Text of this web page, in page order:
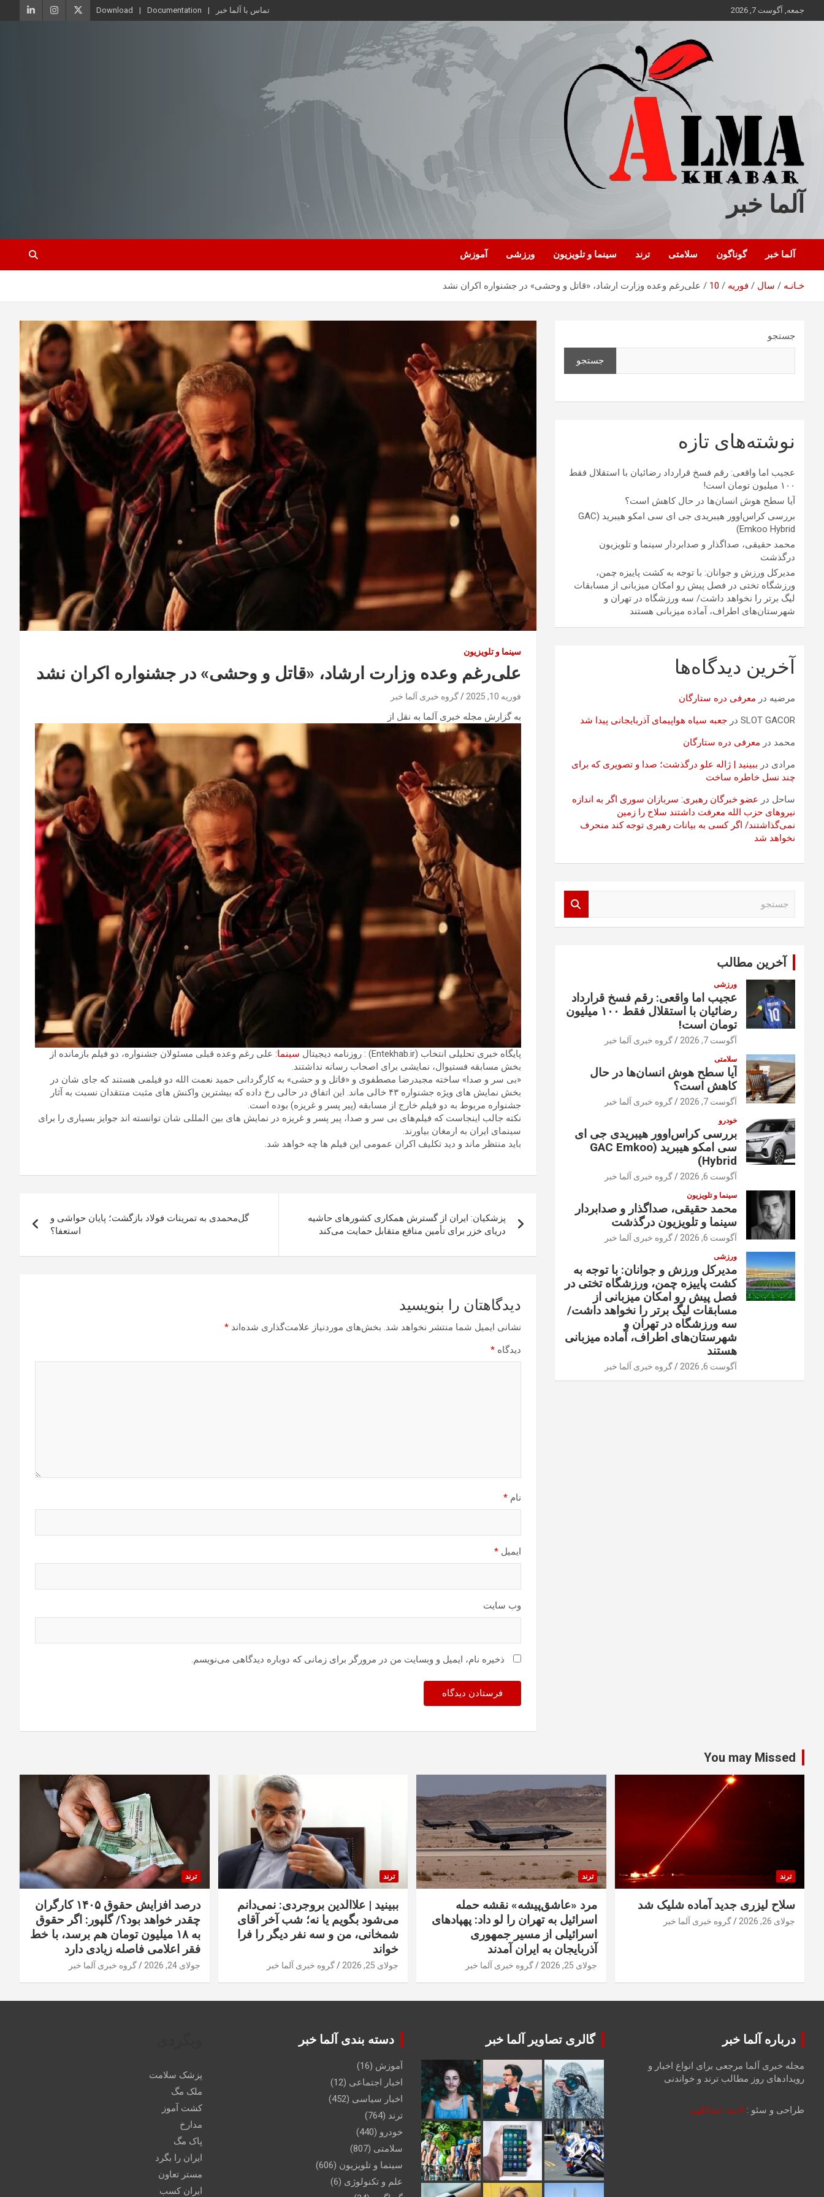
محتوا
جمعه, آگوست 7, 2026 تماس با آلما خبر Documentation
Download
آلما خبر
آلما خبر گوناگون سلامتی ترند سینما و تلویزیون ورزشی آموزش
خـانـه سال فوریه 10 علی‌رغم وعده وزارت ارشاد، «قاتل و وحشی» در جشنواره اکران نشد
سینما و تلویزیون
علی‌رغم وعده وزارت ارشاد، «قاتل و وحشی» در جشنواره اکران نشد
فوریه 10, 2025 گروه خبری آلما خبر
به گزارش مجله خبری آلما به نقل از
پایگاه خبری تحلیلی انتخاب (Entekhab.ir) : روزنامه دیجیتال سینما: علی رغم وعده قبلی مسئولان جشنواره، دو‌ فیلم بازمانده از
بخش مسابقه فستیوال، نمایشی برای اصحاب رسانه نداشتند.
«بی سر و صدا» ساخته مجیدرضا مصطفوی و «قاتل و و حشی» به کارگردانی حمید نعمت الله دو فیلمی هستند که جای شان در
بخش نمایش های ویژه جشنواره ۴۳ خالی ماند. این اتفاق در حالی رخ داده که بیشترین واکنش های مثبت منتقدان نسبت به آثار
جشنواره مربوط به دو فیلم خارج از مسابقه (پیر پسر و غریزه) بوده است.
نکته جالب اینجاست که فیلم‌های بی سر و صدا، پیر پسر و غریزه در نمایش های بین المللی شان توانسته اند جوایز بسیاری را برای
سینمای ایران به ارمغان بیاورند.
باید منتظر ماند و دید تکلیف اکران عمومی این فیلم ها چه خواهد شد.
نوشته
پزشکیان: ایران از گسترش همکاری کشورهای حاشیه
دریای خزر برای تأمین منافع متقابل حمایت می‌کند
گل‌محمدی به تمرینات فولاد بازگشت؛ پایان حواشی و
استعفا؟
دیدگاهتان را بنویسید
نشانی ایمیل شما منتشر نخواهد شد. بخش‌های موردنیاز علامت‌گذاری شده‌اند *
دیدگاه *
نام *
ایمیل *
وب‌ سایت
ذخیره نام، ایمیل و وبسایت من در مرورگر برای زمانی که دوباره دیدگاهی می‌نویسم.
جستجو
جستجو
نوشته‌های تازه
عجیب اما واقعی: رقم فسخ قرارداد رضائیان با استقلال فقط
۱۰۰ میلیون تومان است!
آیا سطح هوش انسان‌ها در حال کاهش است؟
بررسی کراس‌اوور هیبریدی جی ای سی امکو هیبرید (GAC
Emkoo Hybrid)
محمد حقیقی، صداگذار و صدابردار سینما و تلویزیون
درگذشت
مدیرکل ورزش و جوانان: با توجه به کشت پاییزه چمن،
ورزشگاه تختی در فصل پیش رو امکان میزبانی از مسابقات
لیگ برتر را نخواهد داشت/ سه ورزشگاه در تهران و
شهرستان‌های اطراف، آماده میزبانی هستند
آخرین دیدگاه‌ها
مرضیه در معرفی دره ستارگان
SLOT GACOR در جعبه سیاه هواپیمای آذربایجانی پیدا شد
محمد در معرفی دره ستارگان
مرادی در ببینید | ژاله علو درگذشت؛ صدا و تصویری که برای
چند نسل خاطره ساخت
ساحل در عضو خبرگان رهبری: سربازان سوری اگر به اندازه
نیروهای حزب الله معرفت داشتند سلاح را زمین
نمی‌گذاشتند/ اگر کسی به بیانات رهبری توجه کند منحرف
نخواهد شد
آخرین مطالب
ورزشی
عجیب اما واقعی: رقم فسخ قرارداد
رضائیان با استقلال فقط ۱۰۰ میلیون
تومان است!
آگوست 7, 2026 گروه خبری آلما خبر
سلامتی
آیا سطح هوش انسان‌ها در حال
کاهش است؟
آگوست 7, 2026 گروه خبری آلما خبر
خودرو
بررسی کراس‌اوور هیبریدی جی ای
سی امکو هیبرید (GAC Emkoo
Hybrid)
آگوست 6, 2026 گروه خبری آلما خبر
سینما و تلویزیون
محمد حقیقی، صداگذار و صدابردار
سینما و تلویزیون درگذشت
آگوست 6, 2026 گروه خبری آلما خبر
ورزشی
مدیرکل ورزش و جوانان: با توجه به
کشت پاییزه چمن، ورزشگاه تختی در
فصل پیش رو امکان میزبانی از
مسابقات لیگ برتر را نخواهد داشت/
سه ورزشگاه در تهران و
شهرستان‌های اطراف، آماده میزبانی
هستند
آگوست 6, 2026 گروه خبری آلما خبر
You may Missed
ترند
سلاح لیزری جدید آماده شلیک شد
جولای 26, 2026 گروه خبری آلما خبر
ترند
مرد «عاشق‌پیشه» نقشه حمله
اسرائیل به تهران را لو داد: پهپادهای
اسرائیلی از مسیر جمهوری
آذربایجان به ایران آمدند
جولای 25, 2026 گروه خبری آلما خبر
ترند
ببینید | علاالدین بروجردی: نمی‌دانم
می‌شود بگویم یا نه؛ شب آخر آقای
شمخانی، من و سه نفر دیگر را فرا
خواند
جولای 25, 2026 گروه خبری آلما خبر
ترند
درصد افزایش حقوق ۱۴۰۵ کارگران
چقدر خواهد بود؟/ گلپور: اگر حقوق
به ۱۸ میلیون تومان هم برسد، با خط
فقر اعلامی فاصله زیادی دارد
جولای 24, 2026 گروه خبری آلما خبر
درباره آلما خبر
مجله خبری آلما مرجعی برای انواع اخبار و
رویدادهای روز مطالب ترند و خواندنی
طراحی و سئو : احمد عبداللهی
گالری تصاویر آلما خبر دسته بندی آلما خبر
آموزش (16)
اخبار اجتماعی (12)
اخبار سیاسی (452)
ترند (764)
خودرو (440)
سلامتی (807)
سینما و تلویزیون (606)
علم و تکنولوژی (6)
پزشک سلامت
ملک مگ
کشت آموز
مدارخ
پاک مگ
ایران را بگرد
مستر تعاون
ایران کسب